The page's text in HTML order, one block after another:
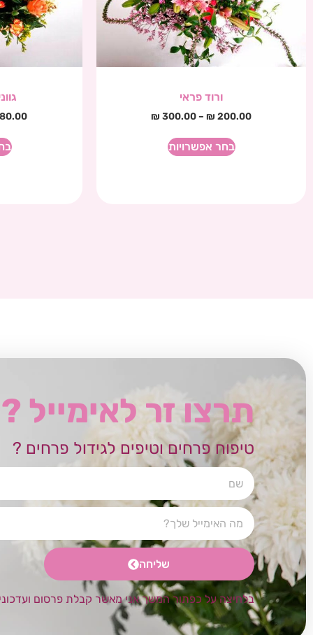
ורוד פראי
₪ 200.00
–
₪ 300.00
בחר אפשרויות
תרצו זר לאימייל ?
טיפוח פרחים וטיפים לגידול פרחים ?
שליחה
בלחיצה על כפתור המשך אני מאשר קבלת פרסום